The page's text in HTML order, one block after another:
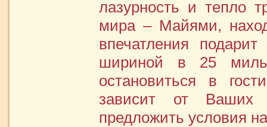
лазурность и тепло
мира – Майями,
впечатления
шириной в 25
остановиться в
зависит от Ваших
предложить условия